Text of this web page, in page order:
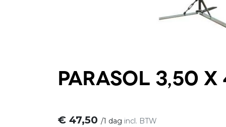
Parasol 3,50 x
€ 47,50 /1 dag incl. BTW